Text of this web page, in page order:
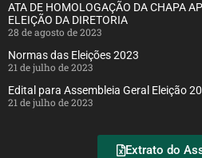
ATA DE HOMOLOGAÇÃO DA CHAPA
ELEIÇÃO DA DIRETORIA
28 de agosto de 2023
Normas das Eleições 2023
21 de julho de 2023
Edital para Assembleia Geral Eleição
21 de julho de 2023
Extrato do